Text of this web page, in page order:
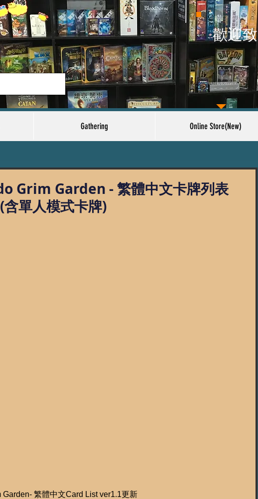
歡迎
Gathering Online Store(New)
Grim Garden - 繁體中文卡牌列表
單人模式卡牌)
Garden- 繁體中文Card List ver1.1更新